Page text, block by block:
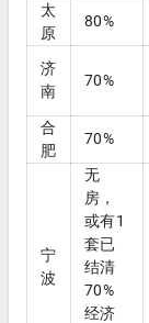
太
原
80%
济
南
70%
合
肥
70%
宁
波
无
房，
或有1
套已
结清
70%
经济